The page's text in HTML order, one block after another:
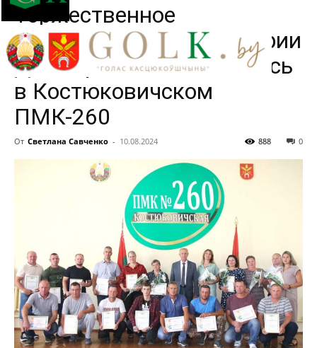
Торжественное
мероприятие в преддверии
Дня строителя состоялось
в Костюковичском
ПМК-260
От Светлана Савченко - 10.08.2024 0
888